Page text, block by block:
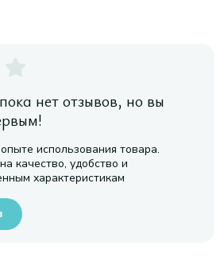
нет отзывов, но вы
использования товара.
качество, удобство и
характеристикам